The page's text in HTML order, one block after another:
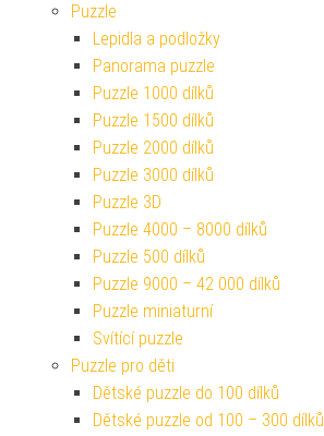
Puzzle
Lepidla a podložky
Panorama puzzle
Puzzle 1000 dílků
Puzzle 1500 dílků
Puzzle 2000 dílků
Puzzle 3000 dílků
Puzzle 3D
Puzzle 4000 – 8000 dílků
Puzzle 500 dílků
Puzzle 9000 – 42 000 dílků
Puzzle miniaturní
Svítící puzzle
Puzzle pro děti
Dětské puzzle do 100 dílků
Dětské puzzle od 100 – 300 dílků